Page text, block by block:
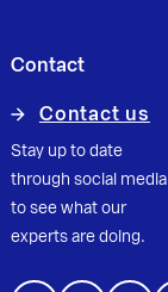
Contact
Contact us
Stay up to date
through social media
to see what our
experts are doing.